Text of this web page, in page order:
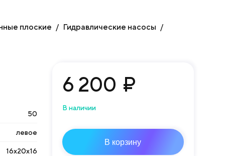
плоские Гидравлические насосы
50
левое
16х20х16
6 200 ₽
В наличии
В корзину